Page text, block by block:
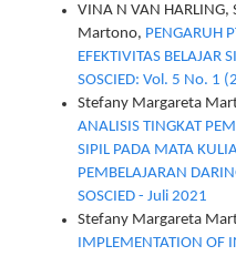
VINA N VAN
Martono, PENGARUH
EFEKTIVITAS BELAJAR
SOSCIED: Vol. 5 No. 1
Stefany Margareta
ANALISIS TINGKAT
SIPIL PADA MATA
PEMBELAJARAN
SOSCIED - Juli 2021
Stefany Margareta
IMPLEMENTATION OF